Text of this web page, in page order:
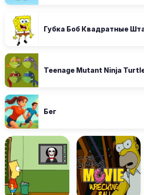
Губка Боб Квадратные
Teenage Mutant Ninja
Бег